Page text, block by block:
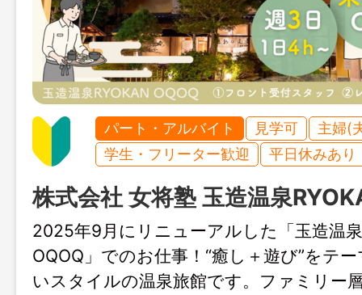
パート・アルバイト 見学可
主婦(
学生・フリーター歓迎
平日休みあり
株式会社 女将塾 玉造温泉
2025年9月にリニューアルした「玉造温
OQOQ」でのお仕事！“癒し＋遊び”をテ
いスタイルの温泉旅館です。ファミリー